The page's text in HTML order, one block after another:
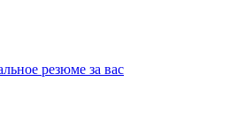
резюме за вас